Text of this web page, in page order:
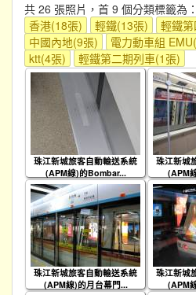
共 26 張照片，首 9 個分類標籤為：
香港(18張)
輕鐵(13張)
輕鐵
中國內地(9張)
電力動車組
ktt(4張)
輕鐵第二期列車(1張)
珠江新城旅客自動輸送系統
(APM線)的Bombar...
珠江新城
(APM
珠江新城旅客自動輸送系統
(APM線)的月台幕門...
珠江新城
(APM